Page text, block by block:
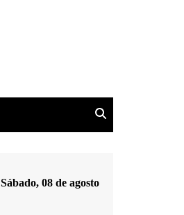
Sábado, 08 de agosto